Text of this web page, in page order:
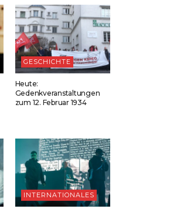
GESCHICHTE
Heute:
Gedenkveranstaltungen
zum 12. Februar 1934
INTERNATIONALES